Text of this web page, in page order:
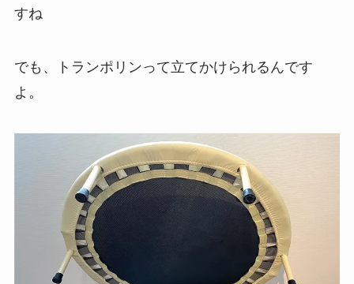
すね
でも、トランポリンって立てかけられるんです
よ。